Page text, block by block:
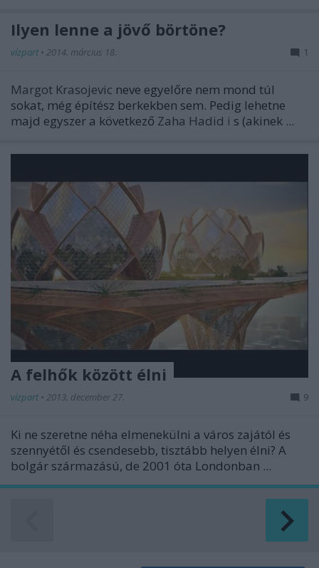
Ilyen lenne a jövő börtöne?
vízpart • 2014. március 18. 1
Margot Krasojevic neve egyelőre nem mond túl
sokat, még építész berkekben sem. Pedig lehetne
majd egyszer a következő Zaha Hadid i s (akinek ...
A felhők között élni
vízpart • 2013. december 27. 9
Ki ne szeretne néha elmenekülni a város zajától és
szennyétől és csendesebb, tisztább helyen élni? A
bolgár származású, de 2001 óta Londonban ...